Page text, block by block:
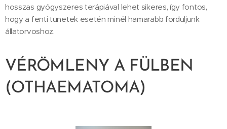
hosszas gyógyszeres terápiával lehet sikeres, így fontos,
hogy a fenti tünetek esetén minél hamarabb forduljunk
állatorvoshoz.
VÉRÖMLENY A FÜLBEN
(OTHAEMATOMA)